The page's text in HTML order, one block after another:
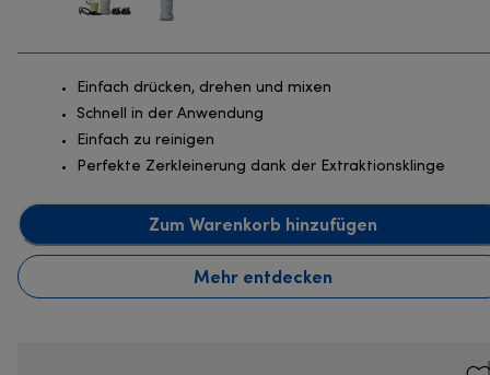
Einfach drücken, drehen und mixen
Schnell in der Anwendung
Einfach zu reinigen
Perfekte Zerkleinerung dank der Extraktionsklinge
Zum Warenkorb hinzufügen
Mehr entdecken